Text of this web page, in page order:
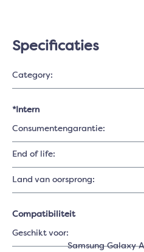
Specificaties
Category:
*Intern
Consumentengarantie:
End of life:
Land van oorsprong:
Compatibiliteit
Geschikt voor:
Samsung Galaxy